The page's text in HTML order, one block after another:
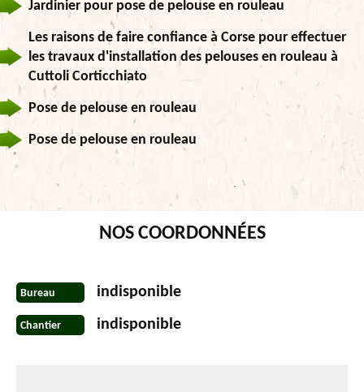
Jardinier pour pose de pelouse en rouleau
Les raisons de faire confiance à Corse pour effectuer
les travaux d'installation des pelouses en rouleau à
Cuttoli Corticchiato
Pose de pelouse en rouleau
Pose de pelouse en rouleau
NOS COORDONNÉES
Bureau indisponible
Chantier indisponible